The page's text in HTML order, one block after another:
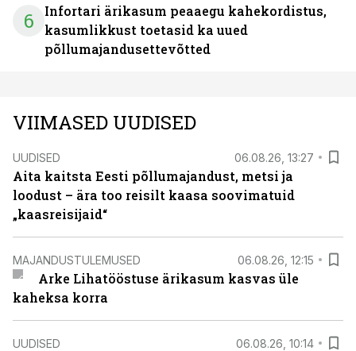
6
Infortari ärikasum peaaegu kahekordistus,
kasumlikkust toetasid ka uued
põllumajandusettevõtted
VIIMASED UUDISED
UUDISED 06.08.26, 13:27
Aita kaitsta Eesti põllumajandust, metsi ja
loodust – ära too reisilt kaasa soovimatuid
„kaasreisijaid“
MAJANDUSTULEMUSED 06.08.26, 12:15
Arke Lihatööstuse ärikasum kasvas üle
kaheksa korra
UUDISED 06.08.26, 10:14